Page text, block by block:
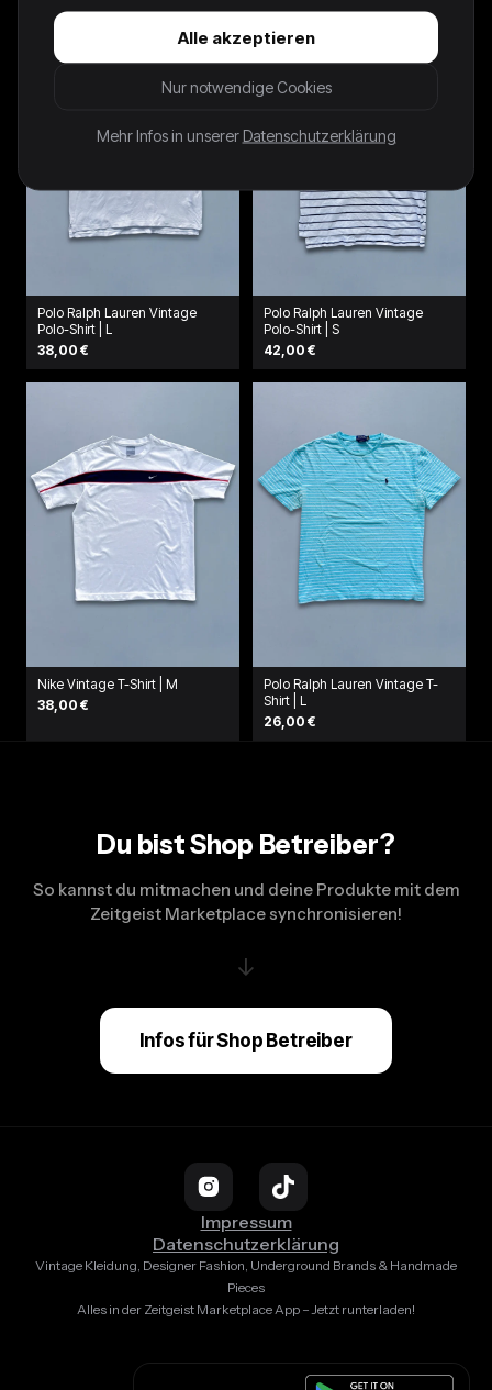
Polo Ralph Lauren Vintage
Polo-Shirt | L
38,00 €
Polo Ralph Lauren Vintage
Polo-Shirt | S
42,00 €
Nike Vintage T-Shirt | M
38,00 €
Polo Ralph Lauren Vintage T-
Shirt | L
26,00 €
Du bist Shop Betreiber?
So kannst du mitmachen und deine Produkte mit dem
Zeitgeist Marketplace synchronisieren!
↓
Infos für Shop Betreiber
Impressum
Datenschutzerklärung
Vintage Kleidung, Designer Fashion, Underground Brands & Handmade
Pieces
Alles in der Zeitgeist Marketplace App – Jetzt runterladen!
Alle akzeptieren
Nur notwendige Cookies
Mehr Infos in unserer Datenschutzerklärung